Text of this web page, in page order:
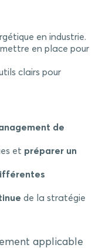
en industrie.
en place pour
clairs pour
de
et préparer un
de la stratégie
applicable